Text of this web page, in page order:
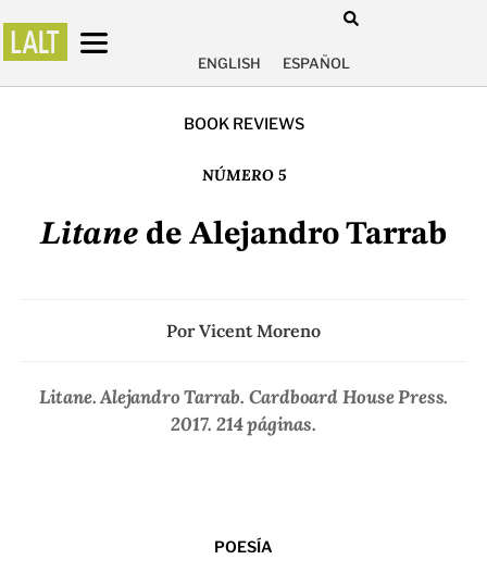
ENGLISH ESPAÑOL
BOOK REVIEWS
NÚMERO 5
Litane de Alejandro Tarrab
PorVicent Moreno
Litane. Alejandro Tarrab. Cardboard House Press.
2017. 214 páginas.
POESÍA